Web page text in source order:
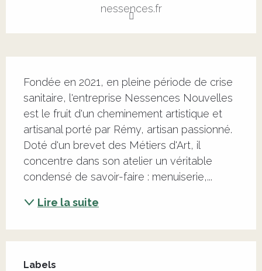
nessences.fr
Fondée en 2021, en pleine période de crise
sanitaire, l'entreprise Nessences Nouvelles
est le fruit d'un cheminement artistique et
artisanal porté par Rémy, artisan passionné.
Doté d'un brevet des Métiers d'Art, il
concentre dans son atelier un véritable
condensé de savoir-faire : menuiserie,...
Lire la suite
Labels
Labels